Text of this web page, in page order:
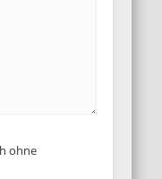
ohne